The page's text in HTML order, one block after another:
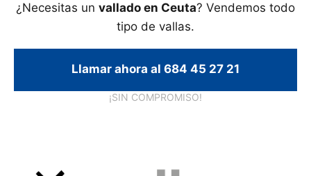
¿Necesitas un vallado en Ceuta? Vendemos todo
tipo de vallas.
Llamar ahora al 684 45 27 21
¡SIN COMPROMISO!